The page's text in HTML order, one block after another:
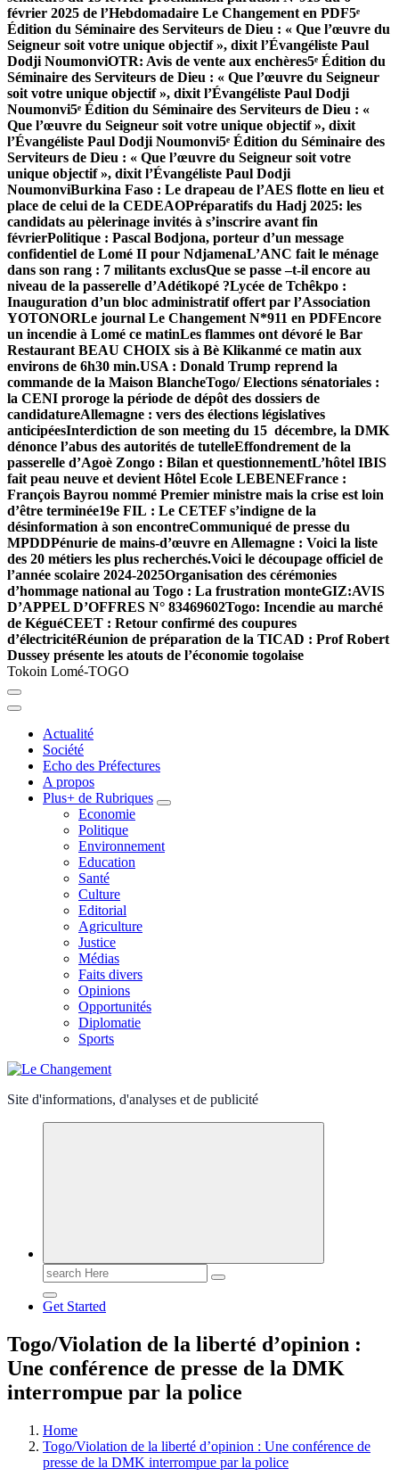
février 2025 de l’Hebdomadaire Le Changement en PDF5ᵉ
Édition du Séminaire des Serviteurs de Dieu : « Que l’œuvre du
Seigneur soit votre unique objectif », dixit l’Évangéliste Paul
Dodji NoumonviOTR: Avis de vente aux enchères5ᵉ Édition du
Séminaire des Serviteurs de Dieu : « Que l’œuvre du Seigneur
soit votre unique objectif », dixit l’Évangéliste Paul Dodji
Noumonvi5ᵉ Édition du Séminaire des Serviteurs de Dieu : «
Que l’œuvre du Seigneur soit votre unique objectif », dixit
l’Évangéliste Paul Dodji Noumonvi5ᵉ Édition du Séminaire des
Serviteurs de Dieu : « Que l’œuvre du Seigneur soit votre
unique objectif », dixit l’Évangéliste Paul Dodji
NoumonviBurkina Faso : Le drapeau de l’AES flotte en lieu et
place de celui de la CEDEAOPréparatifs du Hadj 2025: les
candidats au pèlerinage invités à s’inscrire avant fin
févrierPolitique : Pascal Bodjona, porteur d’un message
confidentiel de Lomé II pour NdjamenaL’ANC fait le ménage
dans son rang : 7 militants exclusQue se passe –t-il encore au
niveau de la passerelle d’Adétikopé ?Lycée de Tchêkpo :
Inauguration d’un bloc administratif offert par l’Association
YOTONORLe journal Le Changement N*911 en PDFEncore
un incendie à Lomé ce matinLes flammes ont dévoré le Bar
Restaurant BEAU CHOIX sis à Bè Klikanmé ce matin aux
environs de 6h30 min.USA : Donald Trump reprend la
commande de la Maison BlancheTogo/ Elections sénatoriales :
la CENI proroge la période de dépôt des dossiers de
candidatureAllemagne : vers des élections législatives
anticipéesInterdiction de son meeting du 15 décembre, la DMK
dénonce l’abus des autorités de tutelleEffondrement de la
passerelle d’Agoè Zongo : Bilan et questionnementL’hôtel IBIS
fait peau neuve et devient Hôtel Ecole LEBENEFrance :
François Bayrou nommé Premier ministre mais la crise est loin
d’être terminée19e FIL : Le CETEF s’indigne de la
désinformation à son encontreCommuniqué de presse du
MPDDPénurie de mains-d’œuvre en Allemagne : Voici la liste
des 20 métiers les plus recherchés.Voici le découpage officiel de
l’année scolaire 2024-2025Organisation des cérémonies
d’hommage national au Togo : La frustration monteGIZ:AVIS
D’APPEL D’OFFRES N° 83469602Togo: Incendie au marché
de KéguéCEET : Retour confirmé des coupures
d’électricitéRéunion de préparation de la TICAD : Prof Robert
Dussey présente les atouts de l’économie togolaise
Tokoin Lomé-TOGO
Actualité
Société
Echo des Préfectures
A propos
Plus+ de Rubriques
Economie
Politique
Environnement
Education
Santé
Culture
Editorial
Agriculture
Justice
Médias
Faits divers
Opinions
Opportunités
Diplomatie
Sports
Site d'informations, d'analyses et de publicité
Search
for:
Get Started
Togo/Violation de la liberté d’opinion :
Une conférence de presse de la DMK
interrompue par la police
Home
Togo/Violation de la liberté d’opinion : Une conférence de
presse de la DMK interrompue par la police